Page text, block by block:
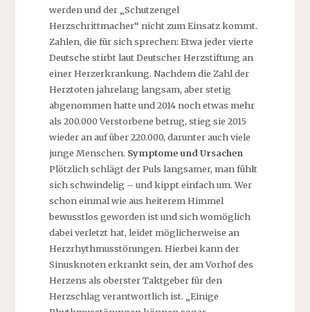
werden und der „Schutzengel
Herzschrittmacher“ nicht zum Einsatz kommt.
Zahlen, die für sich sprechen: Etwa jeder vierte
Deutsche stirbt laut Deutscher Herzstiftung an
einer Herzerkrankung. Nachdem die Zahl der
Herztoten jahrelang langsam, aber stetig
abgenommen hatte und 2014 noch etwas mehr
als 200.000 Verstorbene betrug, stieg sie 2015
wieder an auf über 220.000, darunter auch viele
junge Menschen. Symptome und Ursachen
Plötzlich schlägt der Puls langsamer, man fühlt
sich schwindelig – und kippt einfach um. Wer
schon einmal wie aus heiterem Himmel
bewusstlos geworden ist und sich womöglich
dabei verletzt hat, leidet möglicherweise an
Herzrhythmusstörungen. Hierbei kann der
Sinusknoten erkrankt sein, der am Vorhof des
Herzens als oberster Taktgeber für den
Herzschlag verantwortlich ist. „Einige